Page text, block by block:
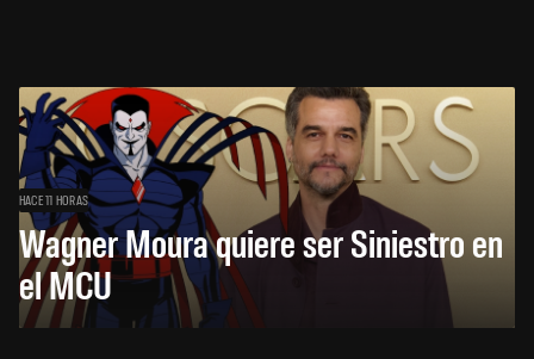
HACE 11 HORAS
Wagner Moura quiere ser Siniestro en
el MCU